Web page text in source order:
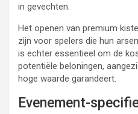
in gevechten.
Het openen van premium
zijn voor spelers die hun
is echter essentieel om de
potentiële beloningen,
hoge waarde garandeert.
Evenement-